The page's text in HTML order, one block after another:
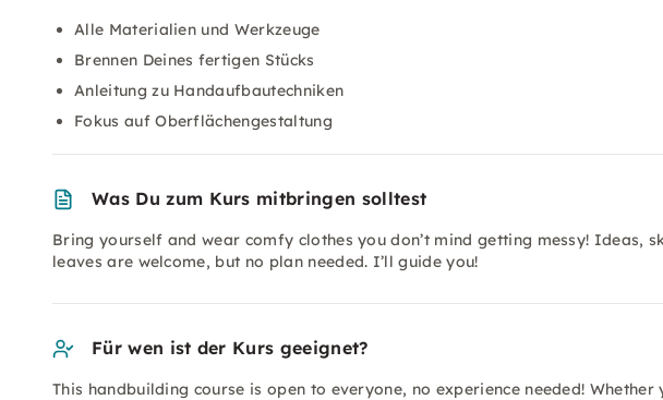
Alle Materialien und Werkzeuge
Brennen Deines fertigen Stücks
Anleitung zu Handaufbautechniken
Fokus auf Oberflächengestaltung
Was Du zum Kurs mitbringen solltest
Bring yourself and wear comfy clothes you don’t mind getting messy! Ideas,
leaves are welcome, but no plan needed. I’ll guide you!
Für wen ist der Kurs geeignet?
This handbuilding course is open to everyone, no experience needed!